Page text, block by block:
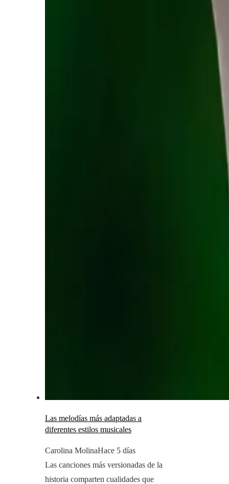
Las melodías más adaptadas a
diferentes estilos musicales
Carolina MolinaHace 5 días
Las canciones más versionadas de la
historia comparten cualidades que